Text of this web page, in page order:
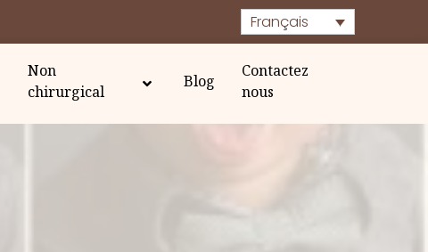
Français
Non
chirurgical
Blog
Contactez
nous